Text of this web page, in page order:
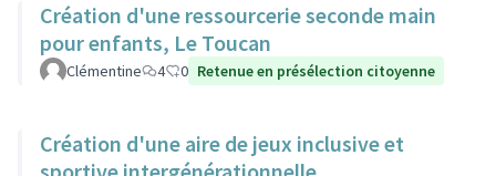
Création d'une ressourcerie seconde main
pour enfants, Le Toucan
Clémentine 4 0 Retenue en présélection citoyenne
Création d'une aire de jeux inclusive et